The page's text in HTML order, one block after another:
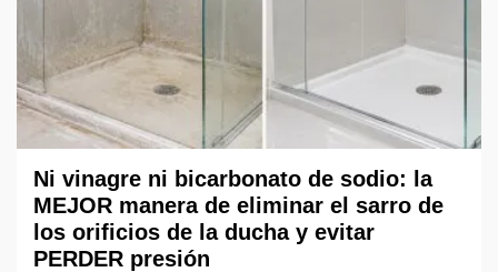
Ni vinagre ni bicarbonato de sodio: la
MEJOR manera de eliminar el sarro de
los orificios de la ducha y evitar
PERDER presión